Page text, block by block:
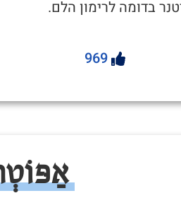
בדומה לרימון הלם.
969